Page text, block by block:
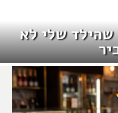
שהילד שלי לא